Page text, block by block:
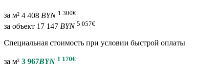
за м² 4 408 BYN 1 300€
за объект 17 147 BYN 5 057€
Специальная cтоимость при условии быстрой оплаты
за м² 3 967BYN 1 170€